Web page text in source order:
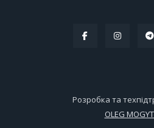
Розробка та
OLEG